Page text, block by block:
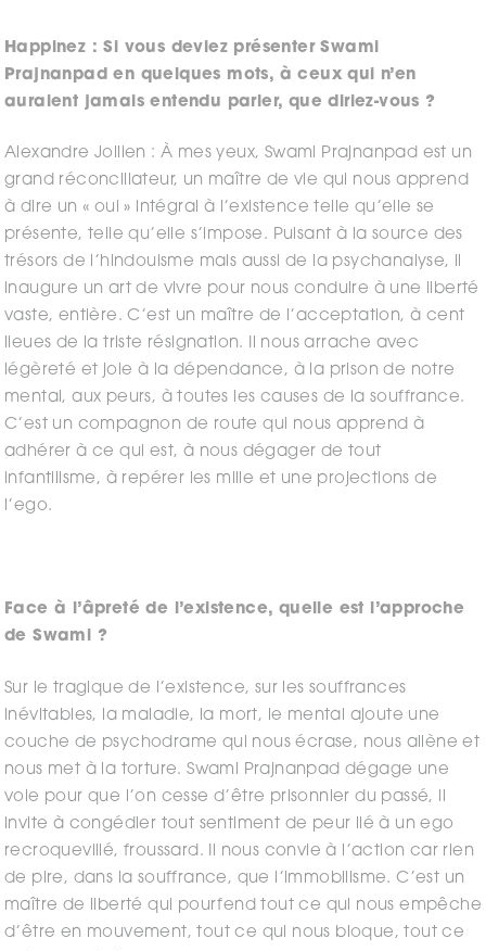
Happinez : Si vous deviez présenter Swami
Prajnanpad en quelques mots, à ceux qui n’en
auraient jamais entendu parler, que diriez-vous ?
Alexandre Jollien : À mes yeux, Swami Prajnanpad est un
grand réconciliateur, un maître de vie qui nous apprend
à dire un « oui » intégral à l’existence telle qu’elle se
présente, telle qu’elle s’impose. Puisant à la source des
trésors de l’hindouisme mais aussi de la psychanalyse, il
inaugure un art de vivre pour nous conduire à une liberté
vaste, entière. C’est un maître de l’acceptation, à cent
lieues de la triste résignation. Il nous arrache avec
légèreté et joie à la dépendance, à la prison de notre
mental, aux peurs, à toutes les causes de la souffrance.
C’est un compagnon de route qui nous apprend à
adhérer à ce qui est, à nous dégager de tout
infantilisme, à repérer les mille et une projections de
l’ego.
Face à l’âpreté de l’existence, quelle est l’approche
de Swami ?
Sur le tragique de l’existence, sur les souffrances
inévitables, la maladie, la mort, le mental ajoute une
couche de psychodrame qui nous écrase, nous aliène et
nous met à la torture. Swami Prajnanpad dégage une
voie pour que l’on cesse d’être prisonnier du passé, il
invite à congédier tout sentiment de peur lié à un ego
recroquevillé, froussard. Il nous convie à l’action car rien
de pire, dans la souffrance, que l’immobilisme. C’est un
maître de liberté qui pourfend tout ce qui nous empêche
d’être en mouvement, tout ce qui nous bloque, tout ce